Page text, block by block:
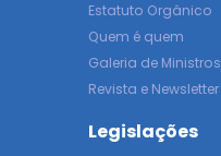
Estatuto Orgânico
Quem é quem
Galeria de Ministros
Revista e Newsletter
Legislações